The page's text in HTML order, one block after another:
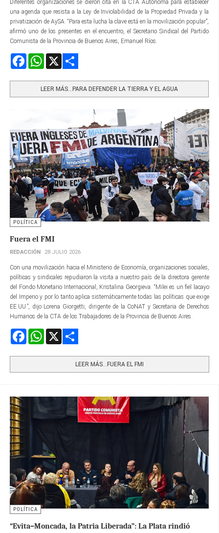
Diferentes organizaciones se dieron cita en la CTA Autónoma para establecer
una agenda que resista a la Ley de Inviolabilidad de la Propiedad Privada y la
privatización de AySA. “Para esta lucha la clave está en la movilización popular”,
afirmó uno de los presentes en el encuentro, el Secretario Sindical del Partido
Comunista de la Provincia de Buenos Aires, Emanuel Ríos.
FacebookWhatsApp
LEER MÁS…PARA DEFENDER LA TIERRA Y EL AGUA
POLÍTICA
Fuera el FMI
REDACCIÓN 28 JULIO 2026
Con una movilización hacia el Ministerio de Economía, organizaciones sociales,
políticas y sindicales repudiaron la visita a nuestro país de la directora gerente​
del Fondo Monetario Internacional, Kristalina Georgieva. “Milei es un fiel lacayo
del Imperio y por lo tanto aplica sistemáticamente todas las políticas que exige
EE.UU.”, dijo Lorena Giorgetti, dirigente de la CoNAT y Secretaria de Derechos
Humanos de la CTA de los Trabajadores de la Provincia de Buenos Aires.
FacebookWhatsApp
LEER MÁS…FUERA EL FMI
POLÍTICA
“Evita–Moncada, la Patria Liberada”: La Plata rindió